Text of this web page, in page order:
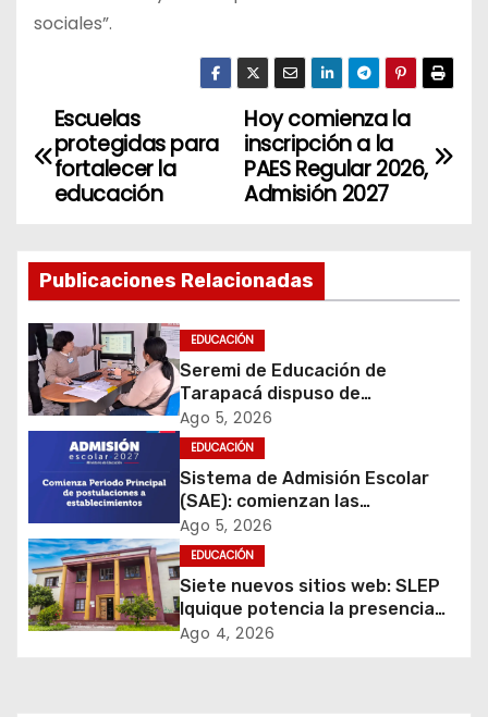
sociales”.
N
a
e
g
a
c
ó
n
d
e
Hoy comienza la
inscripción a la
PAES Regular 2026,
Admisión 2027
Escuelas
protegidas para
fortalecer la
educación
Publicaciones Relacionadas
EDUCACIÓN
Seremi de Educación de
Tarapacá dispuso de
facilitadores para apoyar
proceso de Admisión Escolar
2027
Ago 5, 2026
EDUCACIÓN
Sistema de Admisión Escolar
(SAE): comienzan las
postulaciones a
establecimientos para 2027
Ago 5, 2026
EDUCACIÓN
Siete nuevos sitios web: SLEP
Iquique potencia la presencia
digital de sus liceos Técnico
Ago 4, 2026